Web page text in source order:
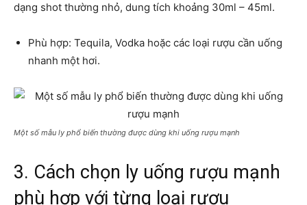
dạng shot thường nhỏ, dung tích khoảng 30ml – 45ml.
Phù hợp: Tequila, Vodka hoặc các loại rượu cần uống
nhanh một hơi.
Một số mẫu ly phổ biến thường được dùng khi uống rượu mạnh
3. Cách chọn ly uống rượu mạnh
phù hợp với từng loại rượu